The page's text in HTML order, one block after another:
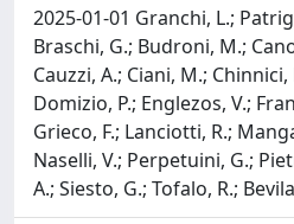
2025-01-01 Granchi, L.;
Braschi, G.; Budroni, M.;
Cauzzi, A.; Ciani, M.; Chinnici,
Domizio, P.; Englezos, V.;
Grieco, F.; Lanciotti, R.;
Naselli, V.; Perpetuini, G.;
A.; Siesto, G.; Tofalo, R.;